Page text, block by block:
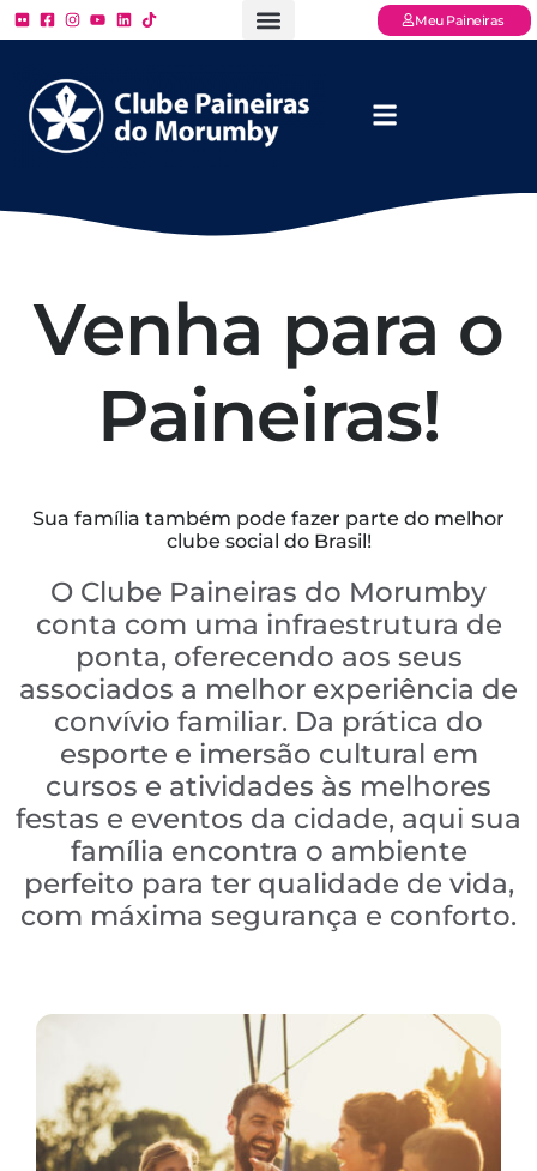
Meu Paineiras
Venha para o
Paineiras!
Sua família também pode fazer parte do melhor
clube social do Brasil!
O Clube Paineiras do Morumby
conta com uma infraestrutura de
ponta, oferecendo aos seus
associados a melhor experiência de
convívio familiar. Da prática do
esporte e imersão cultural em
cursos e atividades às melhores
festas e eventos da cidade, aqui sua
família encontra o ambiente
perfeito para ter qualidade de vida,
com máxima segurança e conforto.